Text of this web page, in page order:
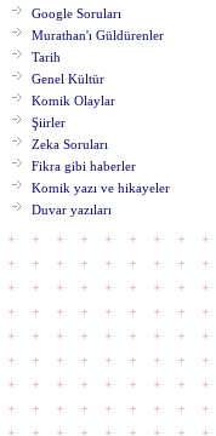
Google Soruları
Murathan'ı Güldürenler
Tarih
Genel Kültür
Komik Olaylar
Şiirler
Zeka Soruları
Fikra gibi haberler
Komik yazı ve hikayeler
Duvar yazıları